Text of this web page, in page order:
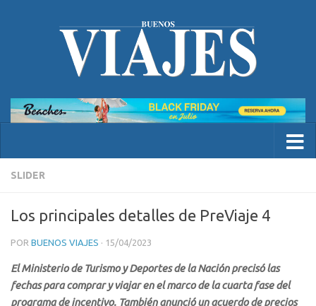
SLIDER
Los principales detalles de PreViaje 4
POR BUENOS VIAJES · 15/04/2023
El Ministerio de Turismo y Deportes de la Nación precisó las
fechas para comprar y viajar en el marco de la cuarta fase del
programa de incentivo. También anunció un acuerdo de precios